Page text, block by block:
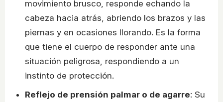
movimiento brusco, responde echando la
cabeza hacia atrás, abriendo los brazos y las
piernas y en ocasiones llorando. Es la forma
que tiene el cuerpo de responder ante una
situación peligrosa, respondiendo a un
instinto de protección.
Reflejo de prensión palmar o de agarre: Su